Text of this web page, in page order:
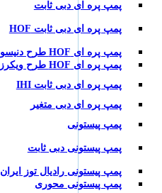
پمپ پره ای دبی ثابت
پمپ پره ای دبی ثابت HOF
پمپ پره ای HOF طرح دنیسون
پمپ پره ای HOF طرح ویکرز
پمپ پره ای دبی ثابت IHI
پمپ پره ای دبی متغیر
پمپ پیستونی
پمپ پیستونی دبی ثابت
پمپ پیستونی رادیال توز ایران
پمپ پیستونی محوری